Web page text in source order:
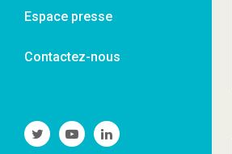
Espace presse
Contactez-nous
Suivre
l'ANSM
Suivre
l'ANSM
Suivre
l'ANSM